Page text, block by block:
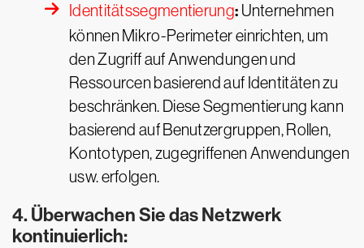
Identitätssegmentierung: Unternehmen
können Mikro-Perimeter einrichten, um
den Zugriff auf Anwendungen und
Ressourcen basierend auf Identitäten zu
beschränken. Diese Segmentierung kann
basierend auf Benutzergruppen, Rollen,
Kontotypen, zugegriffenen Anwendungen
usw. erfolgen.
4. Überwachen Sie das Netzwerk
kontinuierlich: